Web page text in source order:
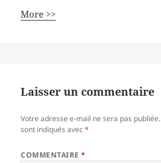
More >>
Laisser un commentaire
Votre adresse e-mail ne sera pas publiée.
sont indiqués avec*
COMMENTAIRE*